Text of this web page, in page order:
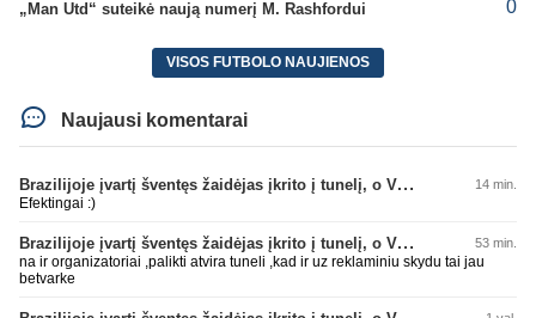
„Man Utd“ suteikė naują numerį M. Rashfordui 0
VISOS FUTBOLO NAUJIENOS
Naujausi komentarai
Brazilijoje įvartį šventęs žaidėjas įkrito į tunelį, o VAR įvartį atšaukė 14 min.
Efektingai :)
Brazilijoje įvartį šventęs žaidėjas įkrito į tunelį, o VAR įvartį atšaukė 53 min.
na ir organizatoriai ,palikti atvira tuneli ,kad ir uz reklaminiu skydu tai jau
betvarke